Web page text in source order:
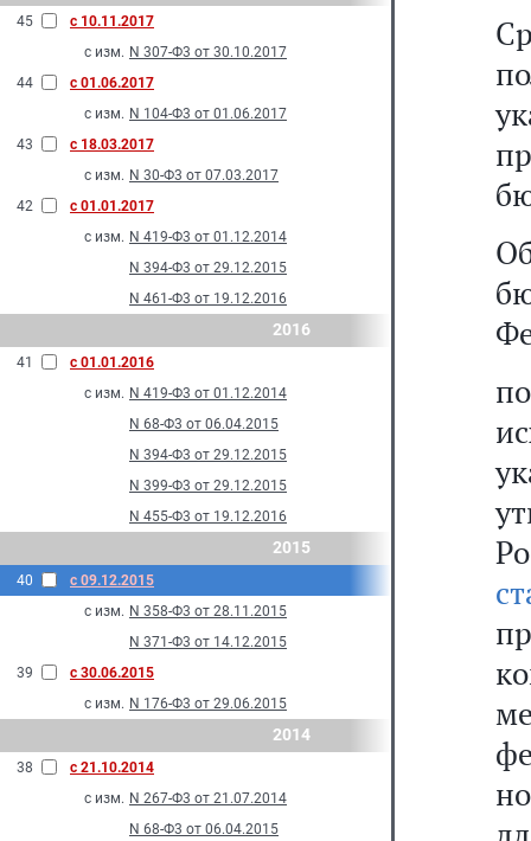
45
с 10.11.2017
с изм. N 307-Ф3 от 30.10.2017
44
с 01.06.2017
с изм. N 104-Ф3 от 01.06.2017
43
с 18.03.2017
с изм. N 30-Ф3 от 07.03.2017
42
с 01.01.2017
с изм. N 419-Ф3 от 01.12.2014
N 394-Ф3 от 29.12.2015
N 461-Ф3 от 19.12.2016
2016
41
с 01.01.2016
с изм. N 419-Ф3 от 01.12.2014
N 68-Ф3 от 06.04.2015
N 394-Ф3 от 29.12.2015
N 399-Ф3 от 29.12.2015
N 455-Ф3 от 19.12.2016
2015
40
с 09.12.2015
с изм. N 358-Ф3 от 28.11.2015
N 371-Ф3 от 14.12.2015
39
с 30.06.2015
с изм. N 176-Ф3 от 29.06.2015
2014
38
с 21.10.2014
с изм. N 267-Ф3 от 21.07.2014
N 68-Ф3 от 06.04.2015